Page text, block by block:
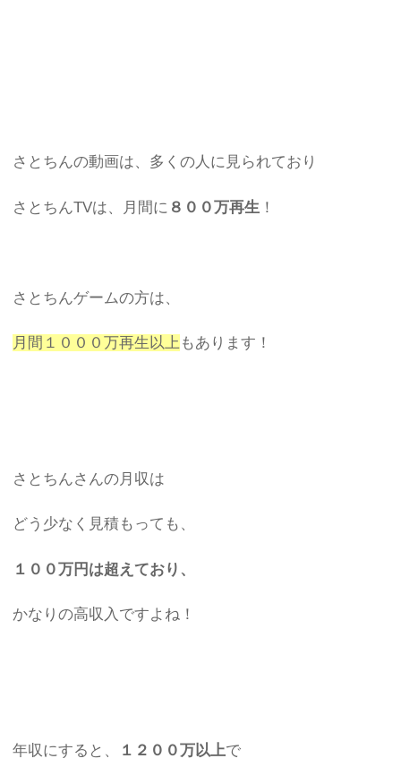
さとちんの動画は、多くの人に見られており
さとちんTVは、月間に ８００万再生 ！
さとちんゲームの方は、
月間１０００万再生以上 もあります！
さとちんさんの月収は
どう少なく見積もっても、
１００万円は超えており、
かなりの高収入ですよね！
年収にすると、 １２００万以上で